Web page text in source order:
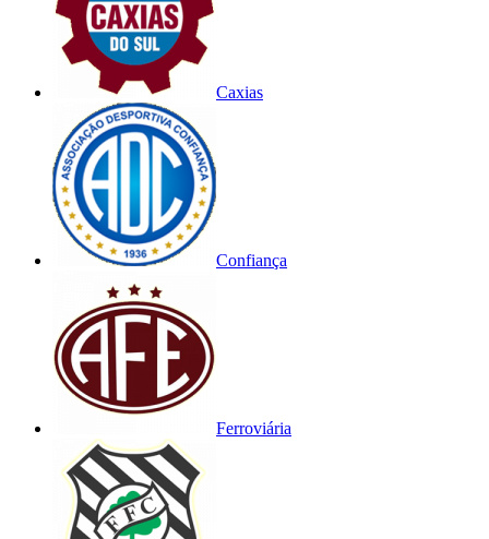
Caxias
Confiança
Ferroviária